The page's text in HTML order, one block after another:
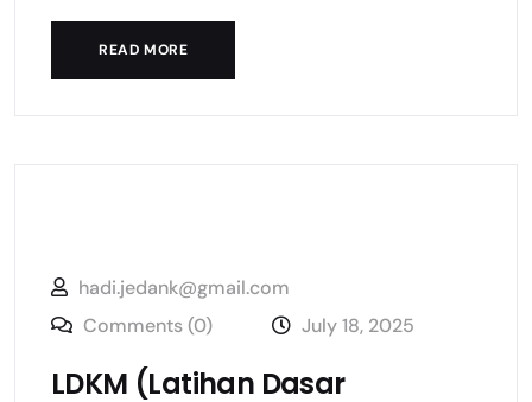
READ MORE
hadi.jedank@gmail.com
Comments (0)
July 18, 2025
LDKM (Latihan Dasar